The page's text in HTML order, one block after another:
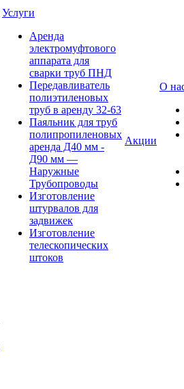
Услуги
Аренда
электромуфтового
аппарата для
сварки труб ПНД
Передавливатель
полиэтиленовых
труб в аренду 32-63
Паяльник для труб
полипропиленовых
аренда Д40 мм -
Д90 мм —
Наружные
Трубопроводы
Изготовление
штурвалов для
задвижек
Изготовление
телескопических
штоков
Акции
О